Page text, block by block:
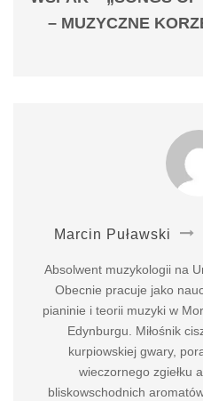
– MUZYCZNE
Marcin Puławski
Absolwent muzykologii na
Obecnie pracuje jako
pianinie i teorii muzyki w
Edynburgu. Miłośnik
kurpiowskiej gwary,
wieczornego zgiełku
bliskowschodnich